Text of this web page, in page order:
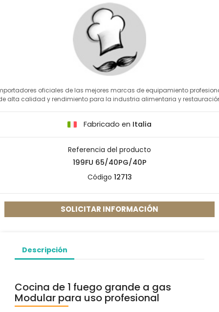
oficiales de las mejores marcas de equipamiento
alta calidad y rendimiento para la industria alimentaria y
Fabricado en Italia
Referencia del producto
199FU 65/40PG/40P
Código 12713
SOLICITAR INFORMACIÓN
Descripción
Cocina de 1 fuego grande a gas
Modular para uso profesional